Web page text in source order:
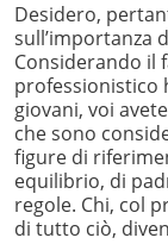
Desidero,
sull’importanza
Considerando il
professionistico
giovani, voi
che sono
figure di
equilibrio, di
regole. Chi, col
di tutto ciò,